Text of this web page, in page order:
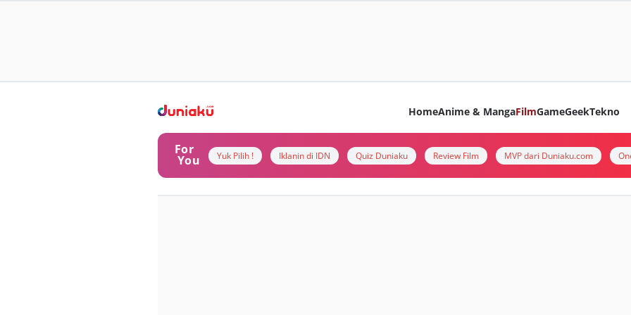
HomeAnime & MangaFilmGameGeekTekno
For
You Yuk Pilih ! Iklanin di IDN Quiz Duniaku Review Film MVP dari Duniaku.com